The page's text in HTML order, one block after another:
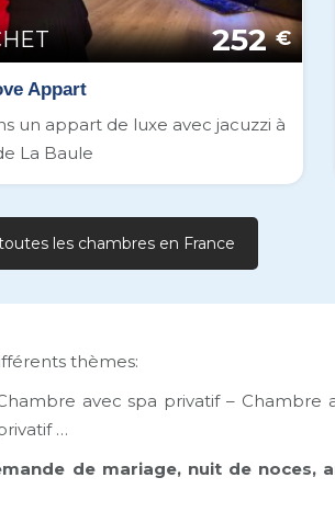
252 €
Appart
un appart de luxe avec jacuzzi à
La Baule
les chambres en France
thèmes:
avec spa privatif –
…
de mariage, nuit de noces,